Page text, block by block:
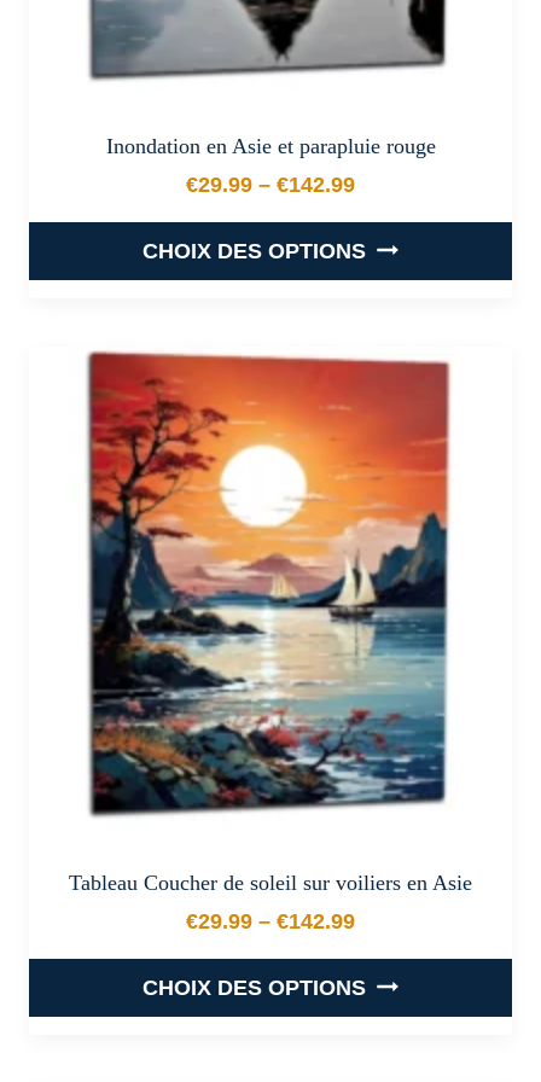
produit
Inondation en Asie et parapluie rouge
€29.99 – €142.99
Plage de prix : €29.99 à
CHOIX DES OPTIONS
a
variations.
Les
options
peuvent
être
choisies
sur
la
page
du
produit
Tableau Coucher de soleil sur voiliers en Asie
€29.99 – €142.99
Plage de prix : €29.99 à
CHOIX DES OPTIONS